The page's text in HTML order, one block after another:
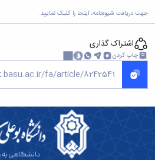
جهت دریافت شیوه‌نامه، اینجا را کلیک نمایید.
اشتراک گذاری
چاپ کردن